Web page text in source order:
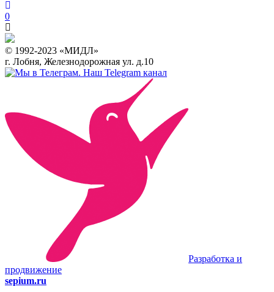
0
© 1992-2023 «МИДЛ»
г. Лобня, Железнодорожная ул. д.10
Наш Telegram канал
Разработка и
продвижение
sepium.ru